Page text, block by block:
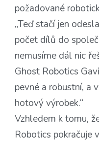
požadované
„Teď stačí jen
počet dílů do
nemusíme dál nic
Ghost Robotics
pevné a robustní, a
hotový výrobek.“
Vzhledem k tomu,
Robotics pokračuje